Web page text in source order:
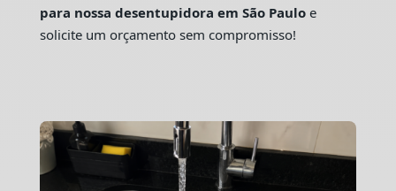
para nossa desentupidora em São Pauloe
solicite um orçamento sem compromisso!